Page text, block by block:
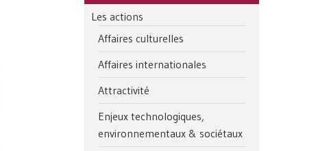
Les actions
Affaires culturelles
Affaires internationales
Attractivité
Enjeux technologiques,
environnementaux & sociétaux